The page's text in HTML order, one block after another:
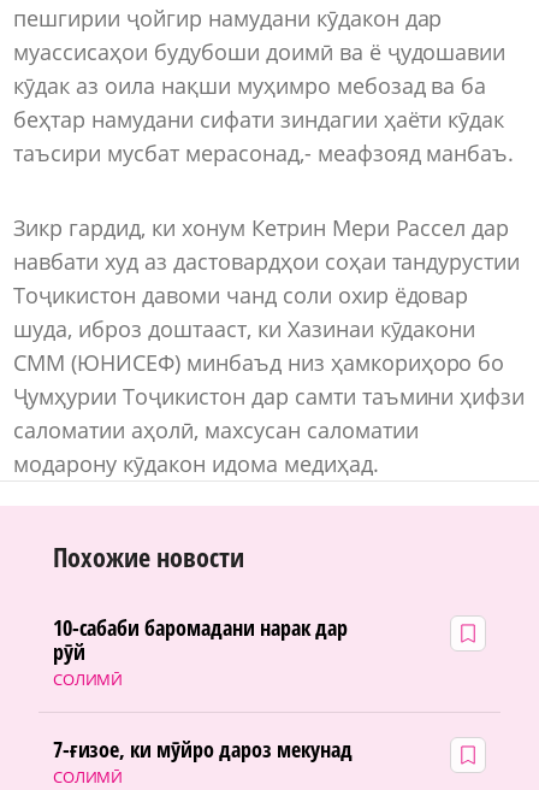
пешгирии ҷойгир намудани кӯдакон дар
муассисаҳои будубоши доимӣ ва ё ҷудошавии
кӯдак аз оила нақши муҳимро мебозад ва ба
беҳтар намудани сифати зиндагии ҳаёти кӯдак
таъсири мусбат мерасонад,- меафзояд манбаъ.
Зикр гардид, ки хонум Кетрин Мери Рассел дар
навбати худ аз дастовардҳои соҳаи тандурустии
Тоҷикистон давоми чанд соли охир ёдовар
шуда, иброз доштааст, ки Хазинаи кӯдакони
СММ (ЮНИСЕФ) минбаъд низ ҳамкориҳоро бо
Ҷумҳурии Тоҷикистон дар самти таъмини ҳифзи
саломатии аҳолӣ, махсусан саломатии
модарону кӯдакон идома медиҳад.
Похожие новости
СОЛИМӢ
10-сабаби баромадани нарак дар
рӯй
СОЛИМӢ
7-ғизое, ки мӯйро дароз мекунад